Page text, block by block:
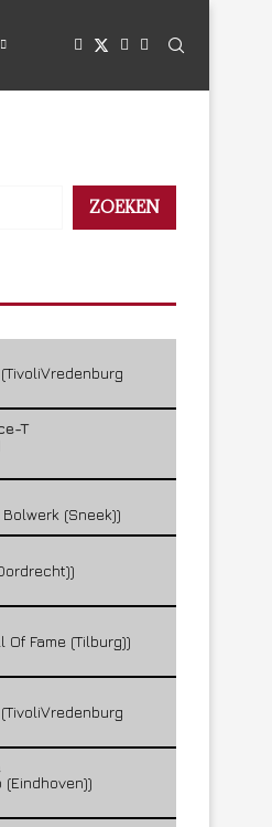
ZOEKEN
T
(Sneek))
Of Fame (Tilburg))
(Eindhoven))